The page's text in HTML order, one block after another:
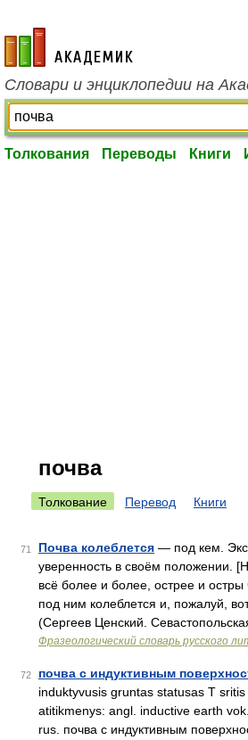
academic.ru
Словари и энциклопедии на
Толкования Переводы Книги
почва
Толкование Перевод Книги
71 Почва колеблется — под кем.
уверенность в своём положении.
всё более и более, острее и остры
под ним колеблется и, пожалуй,
(Сергеев Ценский.
Фразеологический словарь русского
72 почва с индуктивным
induktyvusis gruntas statusas T
atitikmenys: angl. inductive earth
rus. почва с индуктивным